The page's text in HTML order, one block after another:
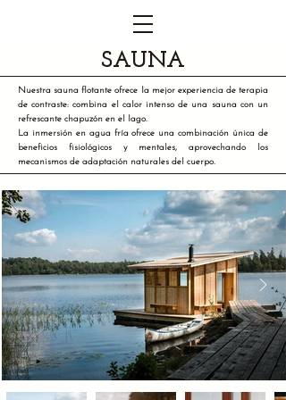
SAUNA
Nuestra sauna flotante ofrece la mejor experiencia de terapia
de contraste: combina el calor intenso de una sauna con un
refrescante chapuzón en el lago.
La inmersión en agua fría ofrece una combinación única de
beneficios fisiológicos y mentales, aprovechando los
mecanismos de adaptación naturales del cuerpo.